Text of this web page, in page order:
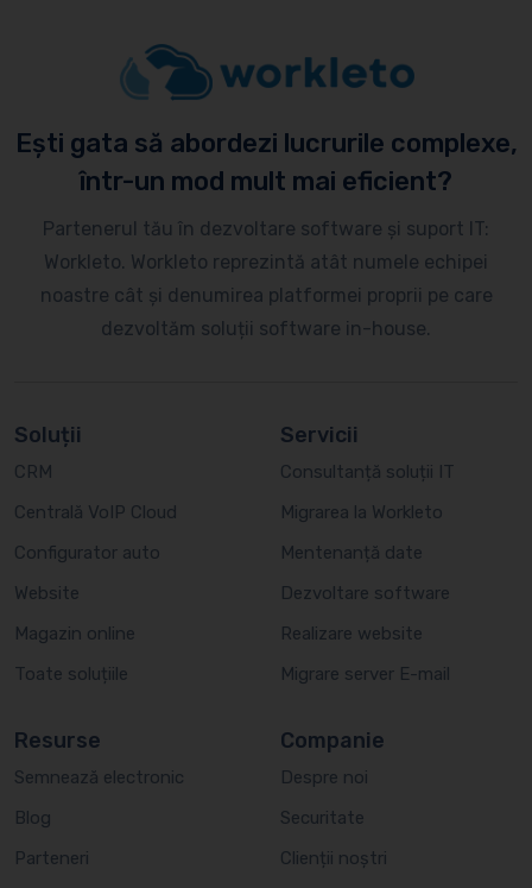
Ești gata să abordezi lucrurile complexe,
într-un mod mult mai eficient?
Partenerul tău în dezvoltare software și suport IT:
Workleto. Workleto reprezintă atât numele echipei
noastre cât și denumirea platformei proprii pe care
dezvoltăm soluții software in-house.
Soluții
CRM
Centrală VoIP Cloud
Configurator auto
Website
Magazin online
Toate soluțiile
Servicii
Consultanță soluții IT
Migrarea la Workleto
Mentenanță date
Dezvoltare software
Realizare website
Migrare server E-mail
Resurse
Semnează electronic
Blog
Parteneri
Companie
Despre noi
Securitate
Clienții noștri